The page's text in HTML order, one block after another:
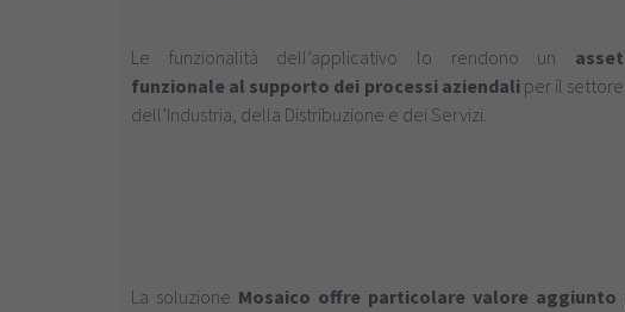
Le funzionalità dell’applicativo lo rendono un asset
funzionale al supporto dei processi aziendali per il settore
dell’Industria, della Distribuzione e dei Servizi.
La soluzione Mosaico offre particolare valore aggiunto